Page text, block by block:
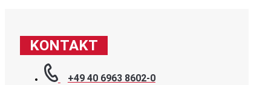
KONTAKT
+49 40 6963 8602-0